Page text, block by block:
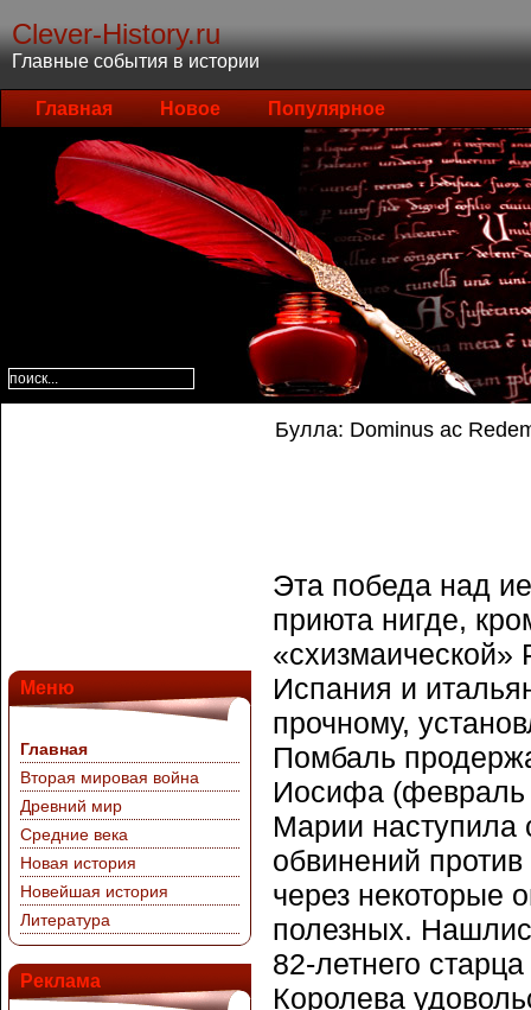
Clever-History.ru
Главные события в истории
Главная Новое Популярное
Меню
Главная
Вторая мировая война
Древний мир
Средние века
Новая история
Новейшая история
Литература
Реклама
Булла: Dominus ас
Эта победа над
приюта нигде,
«схизмаической»
Испания и
прочному,
Помбаль
Иосифа (февраль
Марии наступила
обвинений
через некоторые
полезных.
82-летнего
Королева